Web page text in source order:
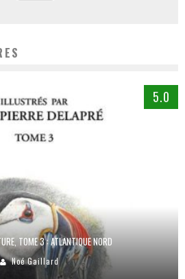
5.0
TOME 3 : ATLANTIQUE NORD
Noé Gaillard